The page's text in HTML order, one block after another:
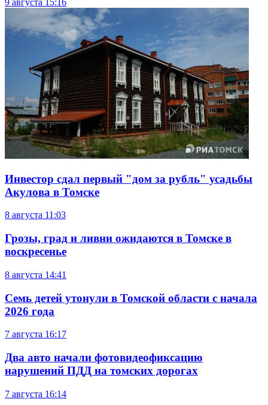
9 августа 15:16
Инвестор сдал первый "дом за рубль" усадьбы
Акулова в Томске
8 августа 11:03
Грозы, град и ливни ожидаются в Томске в
воскресенье
8 августа 14:41
Семь детей утонули в Томской области с начала
2026 года
7 августа 16:17
Два авто начали фотовидеофиксацию
нарушений ПДД на томских дорогах
7 августа 16:14